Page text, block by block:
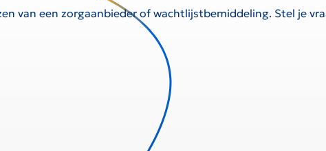
van een zorgaanbieder of wachtlijstbemiddeling. Stel je